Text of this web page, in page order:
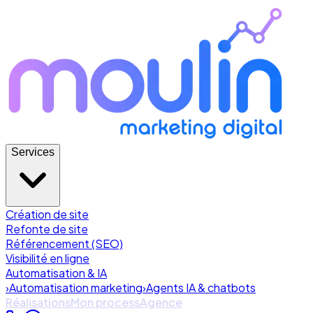
Services
Création de site
Refonte de site
Référencement (SEO)
Visibilité en ligne
Automatisation & IA
›Automatisation marketing›Agents IA & chatbots
RéalisationsMon processAgence